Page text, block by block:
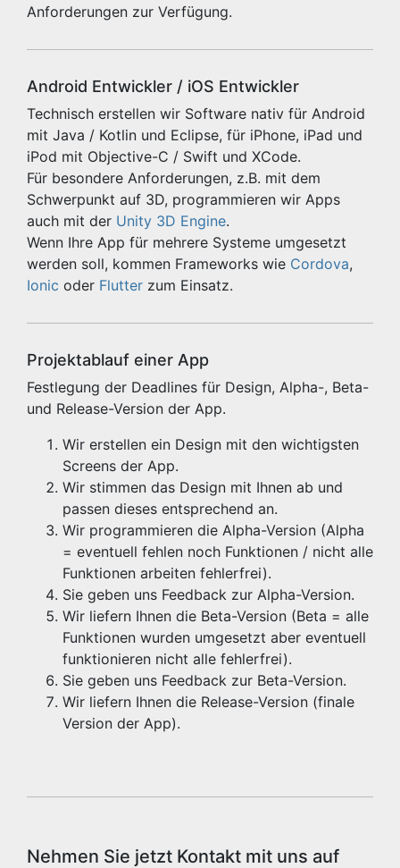
Anforderungen zur Verfügung.
Android Entwickler / iOS Entwickler
Technisch erstellen wir Software nativ für Android
mit Java / Kotlin und Eclipse, für iPhone, iPad und
iPod mit Objective-C / Swift und XCode.
Für besondere Anforderungen, z.B. mit dem
Schwerpunkt auf 3D, programmieren wir Apps
auch mit der Unity 3D Engine.
Wenn Ihre App für mehrere Systeme umgesetzt
werden soll, kommen Frameworks wie Cordova,
Ionic oder Flutter zum Einsatz.
Projektablauf einer App
Festlegung der Deadlines für Design, Alpha-, Beta-
und Release-Version der App.
Wir erstellen ein Design mit den wichtigsten
Screens der App.
Wir stimmen das Design mit Ihnen ab und
passen dieses entsprechend an.
Wir programmieren die Alpha-Version (Alpha
= eventuell fehlen noch Funktionen / nicht alle
Funktionen arbeiten fehlerfrei).
Sie geben uns Feedback zur Alpha-Version.
Wir liefern Ihnen die Beta-Version (Beta = alle
Funktionen wurden umgesetzt aber eventuell
funktionieren nicht alle fehlerfrei).
Sie geben uns Feedback zur Beta-Version.
Wir liefern Ihnen die Release-Version (finale
Version der App).
Nehmen Sie jetzt Kontakt mit uns auf